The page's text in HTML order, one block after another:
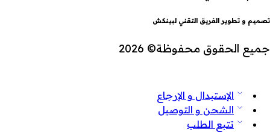
تصميم و تطوير الفريق التقني لبينكش
جميع الحقوق محفوظة© 2026
الإستبدال و الإرجاع
الشحن و التوصيل
تتبع الطلب